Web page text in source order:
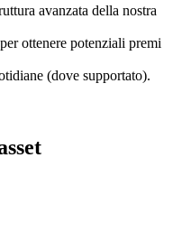
avanzata della nostra
ottenere potenziali premi
(dove supportato).